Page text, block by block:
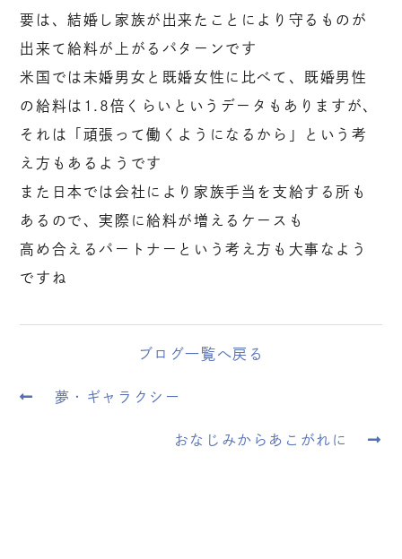
要は、結婚し家族が出来たことにより守るものが
出来て給料が上がるパターンです
米国では未婚男女と既婚女性に比べて、既婚男性
の給料は1.8倍くらいというデータもありますが、
それは「頑張って働くようになるから」という考
え方もあるようです
また日本では会社により家族手当を支給する所も
あるので、実際に給料が増えるケースも
高め合えるパートナーという考え方も大事なよう
ですね
ブログ一覧へ戻る
夢・ギャラクシー
おなじみからあこがれに